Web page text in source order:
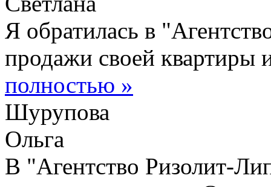
Я обратилась в
продажи своей квартиры
полностью »
Шурупова
Ольга
В "Агентство Ризолит-